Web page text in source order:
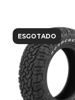
ESGOTADO